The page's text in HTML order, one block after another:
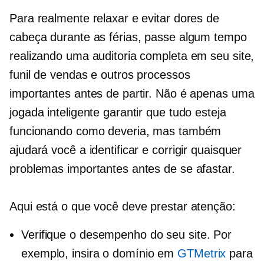
Para realmente relaxar e evitar dores de
cabeça durante as férias, passe algum tempo
realizando uma auditoria completa em seu site,
funil de vendas e outros processos
importantes antes de partir. Não é apenas uma
jogada inteligente garantir que tudo esteja
funcionando como deveria, mas também
ajudará você a identificar e corrigir quaisquer
problemas importantes antes de se afastar.
Aqui está o que você deve prestar atenção:
Verifique o desempenho do seu site. Por
exemplo, insira o domínio em GTMetrix para